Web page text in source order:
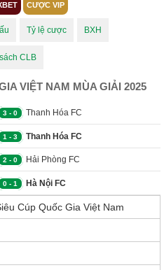
CƯỢC VIP
Tỷ lệ cược BXH
CLB
VIỆT NAM MÙA GIẢI 2025
3 - 0 Thanh Hóa FC
1 - 3 Thanh Hóa FC
2 - 0 Hải Phòng FC
0 - 1 Hà Nội FC
Cúp Quốc Gia Việt Nam